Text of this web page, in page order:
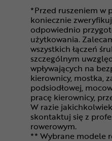
*Przed ruszeniem w
koniecznie
odpowiednio
użytkowania.
wszystkich łączeń
szczególnym
wpływających na
kierownicy, mostka,
podsiodłowej,
pracę kierownicy,
W razie
skontaktuj się z
rowerowym.
** Wybrane modele